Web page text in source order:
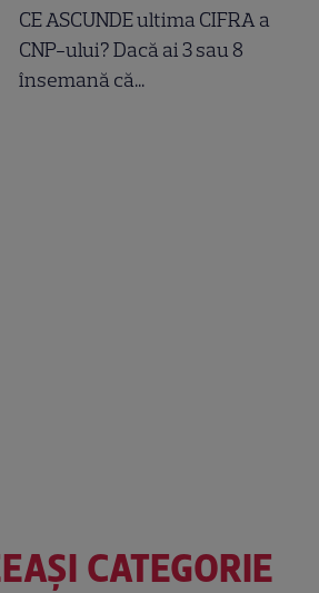
CE ASCUNDE ultima CIFRA a
CNP-ului? Dacă ai 3 sau 8
însemană că...
CATEGORIE